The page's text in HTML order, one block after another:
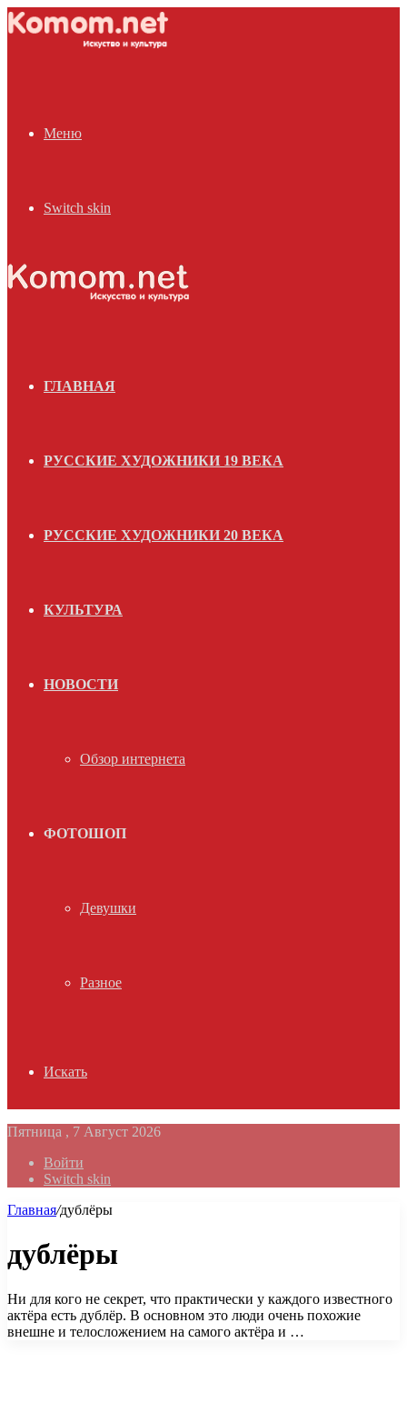
Меню
Switch skin
ГЛАВНАЯ
РУССКИЕ ХУДОЖНИКИ 19 ВЕКА
РУССКИЕ ХУДОЖНИКИ 20 ВЕКА
КУЛЬТУРА
НОВОСТИ
Обзор интернета
ФОТОШОП
Девушки
Разное
Искать
Пятница , 7 Август 2026
Войти
Switch skin
Главная/дублёры
дублёры
Ни для кого не секрет, что практически у каждого известного
актёра есть дублёр. В основном это люди очень похожие
внешне и телосложением на самого актёра и …